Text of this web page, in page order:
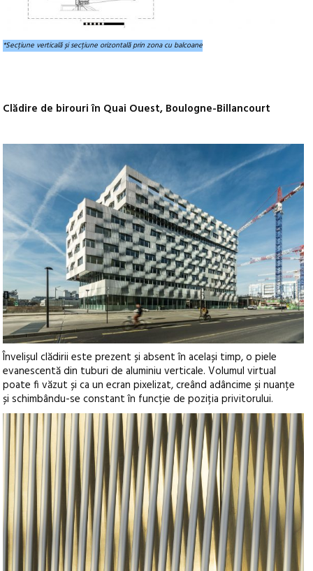
*Secțiune verticală și secțiune orizontală prin zona cu balcoane
Clădire de birouri în Quai Ouest, Boulogne-Billancourt
Învelișul clădirii este prezent și absent în același timp, o piele
evanescentă din tuburi de aluminiu verticale. Volumul virtual
poate fi văzut și ca un ecran pixelizat, creând adâncime și nuanțe
și schimbându-se constant în funcție de poziția privitorului.